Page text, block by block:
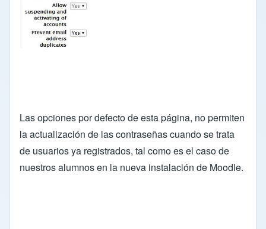
Las opciones por defecto de esta página, no permiten
la actualización de las contraseñas cuando se trata
de usuarios ya registrados, tal como es el caso de
nuestros alumnos en la nueva instalación de Moodle.